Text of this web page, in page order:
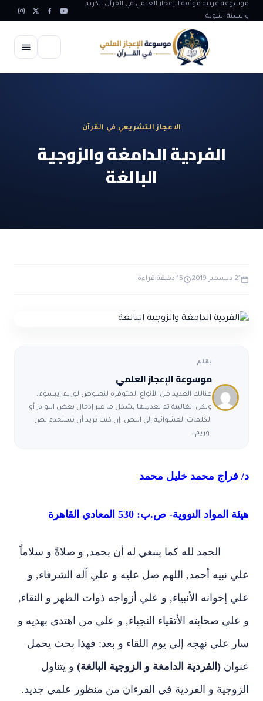
موسوعة عربية موثقة للإعجاز العلمي في القرآن الكريم
والسنة النبوية
الاعجاز الغيبي في القرآن
الاعجاز في علوم الفلك والفضاء
الاعجاز البياني و اللغوي في القرآن
الاعجاز التشريعي في القرآن
حول القراّن
تواصل معنا
الاعجاز التشريعي في القرآن
الفردية الدامغة والزوجية
البالغة
21 ديسمبر 2019 15 دقيقة قراءة
بقلم
موسوعة الإعجاز العلمي
هنالك العديد من الأنواع المتوفرة لنصوص لوريم إيبسوم،
ولكن الغالبية تم تعديلها بشكل ما عبر إدخال بعض النوادر أو
الكلمات العشوائية إلى النص. إن كنت تريد أن تستخدم نص
لوريم…
د/ فراج محمد خليل محمد
هيئة المواد النووية- ص.ب: 530 المعادي القاهرة
الحمد لله كما ينبغي له أن يحمد, و صلاةً و سلاماً
علي نبيه أحمد, اللهم صل عليه و علي اّله الشرفاء, و
علي إخوانه الأنبياء, و علي أزواجه ذوات الطهر و النقاء,
و علي صحابته الأتقياء النجباء, و علي من اهتدي بهديه و
سار علي نهجه إلي يوم اللقاء و بعد: فهذا بحث يحمل
عنوان (الفردية الدامغة و الزوجية البالغة) و يتناول
الزوجية و الفردية في القرءان من منظور علمي جديد.